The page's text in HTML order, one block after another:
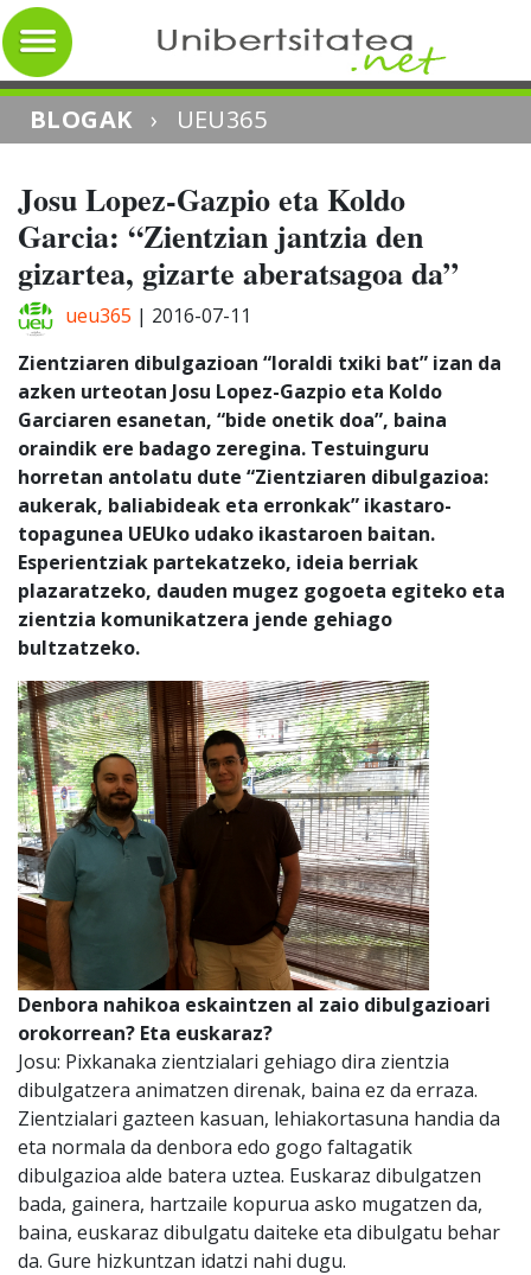
BLOGAK › UEU365
Josu Lopez-Gazpio eta Koldo
Garcia: “Zientzian jantzia den
gizartea, gizarte aberatsagoa da”
ueu365 | 2016-07-11
Zientziaren dibulgazioan “loraldi txiki bat” izan da
azken urteotan Josu Lopez-Gazpio eta Koldo
Garciaren esanetan, “bide onetik doa”, baina
oraindik ere badago zeregina. Testuinguru
horretan antolatu dute “Zientziaren dibulgazioa:
aukerak, baliabideak eta erronkak” ikastaro-
topagunea UEUko udako ikastaroen baitan.
Esperientziak partekatzeko, ideia berriak
plazaratzeko, dauden mugez gogoeta egiteko eta
zientzia komunikatzera jende gehiago
bultzatzeko.
Denbora nahikoa eskaintzen al zaio dibulgazioari
orokorrean? Eta euskaraz?
Josu: Pixkanaka zientzialari gehiago dira zientzia
dibulgatzera animatzen direnak, baina ez da erraza.
Zientzialari gazteen kasuan, lehiakortasuna handia da
eta normala da denbora edo gogo faltagatik
dibulgazioa alde batera uztea. Euskaraz dibulgatzen
bada, gainera, hartzaile kopurua asko mugatzen da,
baina, euskaraz dibulgatu daiteke eta dibulgatu behar
da. Gure hizkuntzan idatzi nahi dugu.